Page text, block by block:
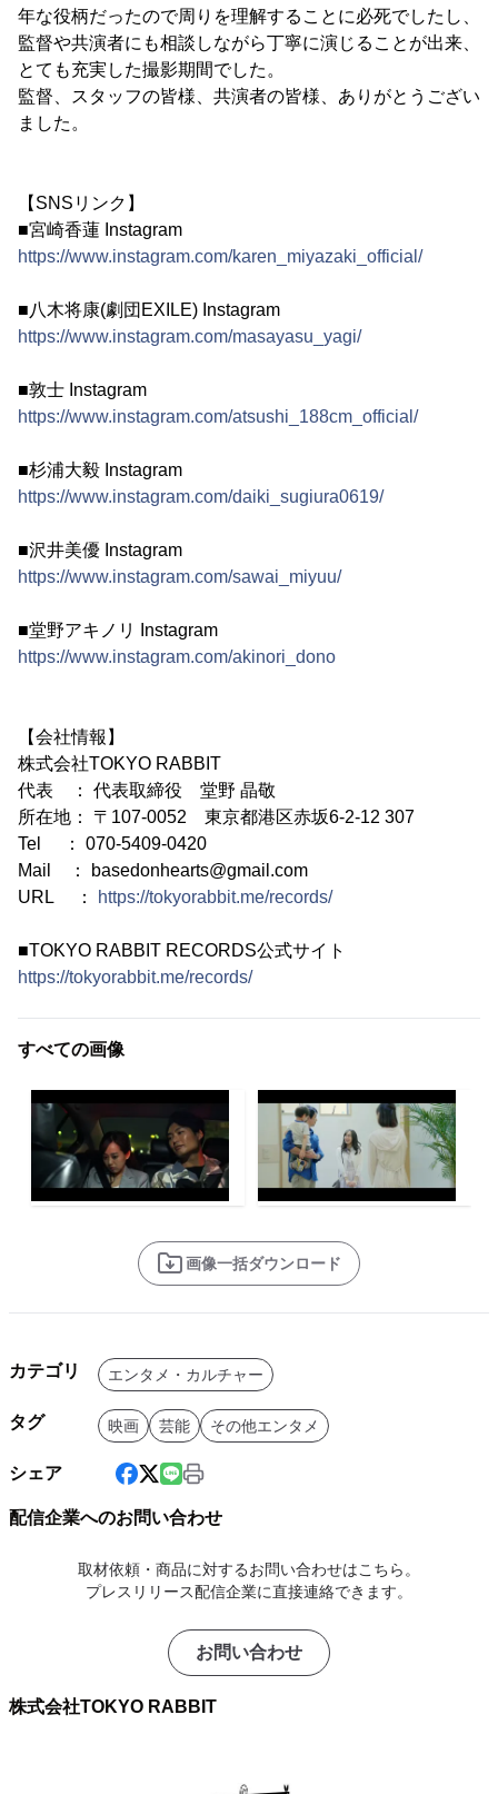
年な役柄だったので周りを理解することに必死でしたし、
監督や共演者にも相談しながら丁寧に演じることが出来、
とても充実した撮影期間でした。
監督、スタッフの皆様、共演者の皆様、ありがとうござい
ました。
【SNSリンク】
■宮崎香蓮 Instagram
https://www.instagram.com/karen_miyazaki_official/
■八木将康(劇団EXILE) Instagram
https://www.instagram.com/masayasu_yagi/
■敦士 Instagram
https://www.instagram.com/atsushi_188cm_official/
■杉浦大毅 Instagram
https://www.instagram.com/daiki_sugiura0619/
■沢井美優 Instagram
https://www.instagram.com/sawai_miyuu/
■堂野アキノリ Instagram
https://www.instagram.com/akinori_dono
【会社情報】
株式会社TOKYO RABBIT
代表 ： 代表取締役 堂野 晶敬
所在地： 〒107-0052 東京都港区赤坂6-2-12 307
Tel ： 070-5409-0420
Mail ： basedonhearts@gmail.com
URL ：
https://tokyorabbit.me/records/
■TOKYO RABBIT RECORDS公式サイト
https://tokyorabbit.me/records/
すべての画像
画像一括ダウンロード
カテゴリ エンタメ・カルチャー
タグ 映画 芸能 その他エンタメ
シェア
配信企業へのお問い合わせ
取材依頼・商品に対するお問い合わせはこちら。
プレスリリース配信企業に直接連絡できます。
お問い合わせ
株式会社TOKYO RABBIT